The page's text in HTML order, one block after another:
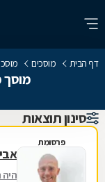
דף הבית מוסכים
מוסך
סינון תוצאות
פרסומת
היה